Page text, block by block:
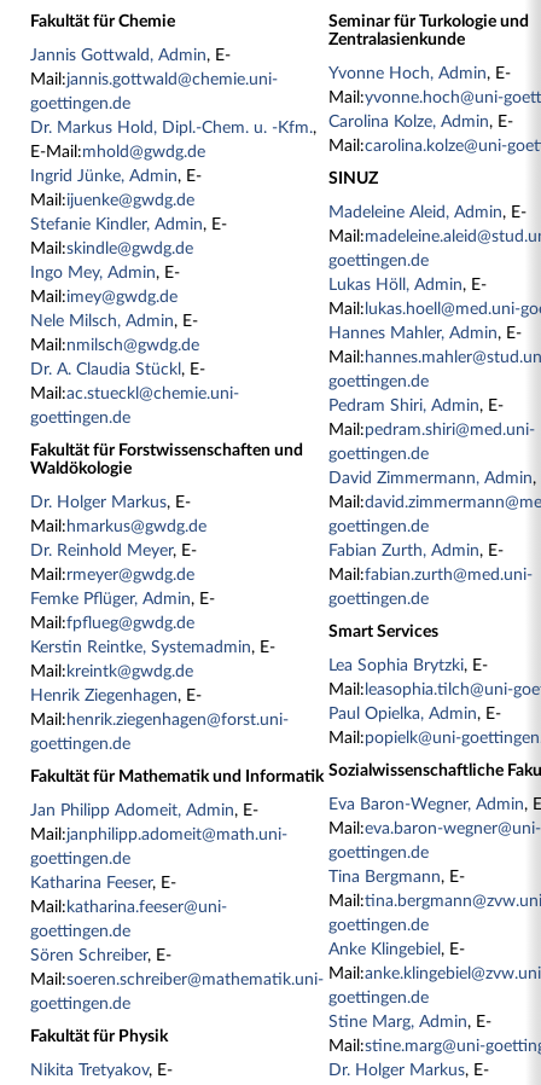
Fakultät für Chemie
Jannis Gottwald, Admin, E-
Mail:jannis.gottwald@chemie.uni-
goettingen.de
Dr. Markus Hold, Dipl.-Chem. u. -Kfm.,
E-Mail:mhold@gwdg.de
Ingrid Jünke, Admin, E-
Mail:ijuenke@gwdg.de
Stefanie Kindler, Admin, E-
Mail:skindle@gwdg.de
Ingo Mey, Admin, E-
Mail:imey@gwdg.de
Nele Milsch, Admin, E-
Mail:nmilsch@gwdg.de
Dr. A. Claudia Stückl, E-
Mail:ac.stueckl@chemie.uni-
goettingen.de
Fakultät für Forstwissenschaften und
Waldökologie
Dr. Holger Markus, E-
Mail: hmarkus@gwdg.de
Dr. Reinhold Meyer, E-
Mail:rmeyer@gwdg.de
Femke Pflüger, Admin, E-
Mail:fpflueg@gwdg.de
Kerstin Reintke, Systemadmin, E-
Mail: kreintk@gwdg.de
Henrik Ziegenhagen, E-
Mail: henrik.ziegenhagen@forst.uni-
goettingen.de
Fakultät für Mathematik und Informatik
Jan Philipp Adomeit, Admin, E-
Mail:janphilipp.adomeit@math.uni-
goettingen.de
Katharina Feeser, E-
Mail: katharina.feeser@uni-
goettingen.de
Sören Schreiber, E-
Mail:soeren.schreiber@mathematik.uni-
goettingen.de
Fakultät für Physik
Nikita Tretyakov, E-
Seminar für Turkologie und
Zentralasienkunde
Yvonne Hoch, Admin, E-
Mail:yvonne.hoch@uni-
Carolina Kolze, Admin, E-
Mail:carolina.kolze@uni-
SINUZ
Madeleine Aleid, Admin, E-
Mail:
goettingen.de
Lukas Höll, Admin, E-
Mail: lukas.hoell@med.uni-
Hannes Mahler, Admin, E-
Mail:
goettingen.de
Pedram Shiri, Admin, E-
Mail:pedram.shiri@med.uni-
goettingen.de
David Zimmermann, Admin,
Mail:
goettingen.de
Fabian Zurth, Admin, E-
Mail:fabian.zurth@med.uni-
goettingen.de
Smart Services
Lea Sophia Brytzki, E-
Mail: leasophia.tilch@uni-
Paul Opielka, Admin, E-
Mail:popielk@uni-
Sozialwissenschaftliche
Eva Baron-Wegner, Admin,
Mail:eva.baron-wegner@uni-
goettingen.de
Tina Bergmann, E-
Mail:
goettingen.de
Anke Klingebiel, E-
Mail:
goettingen.de
Stine Marg, Admin, E-
Mail:stine.marg@uni-
Dr. Holger Markus, E-